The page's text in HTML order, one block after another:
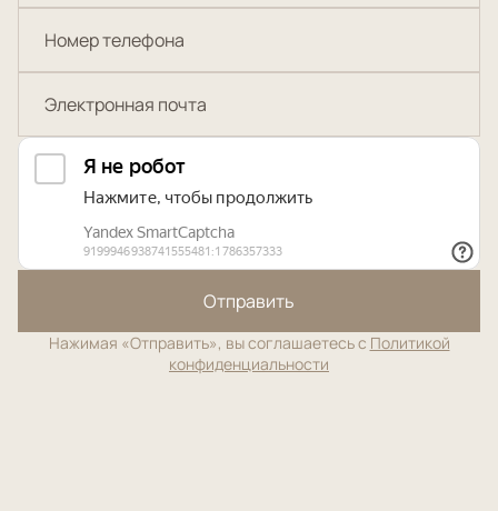
Отправить
Нажимая «Отправить», вы соглашаетесь с Политикой
конфиденциальности